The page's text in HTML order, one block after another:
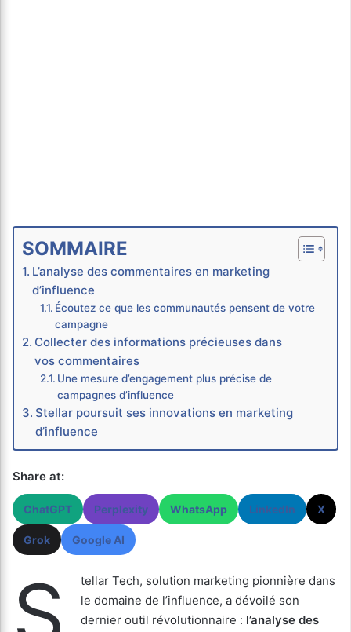
SOMMAIRE
L’analyse des commentaires en marketing
d’influence
Écoutez ce que les communautés pensent de votre
campagne
Collecter des informations précieuses dans
vos commentaires
Une mesure d’engagement plus précise de
campagnes d’influence
Stellar poursuit ses innovations en marketing
d’influence
Share at:
ChatGPT Perplexity WhatsApp LinkedIn X
Grok Google AI
tellar Tech, solution marketing pionnière dans
le domaine de l’influence, a dévoilé son
dernier outil révolutionnaire : l’analyse des